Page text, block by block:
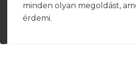
minden olyan megoldást,
érdemi.